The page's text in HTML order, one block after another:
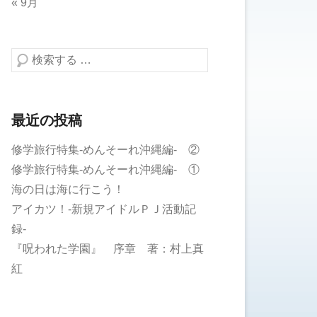
検索する
最近の投稿
修学旅行特集-めんそーれ沖縄編- ②
修学旅行特集-めんそーれ沖縄編- ①
海の日は海に行こう！
アイカツ！-新規アイドルＰＪ活動記
録-
『呪われた学園』 序章 著：村上真
紅